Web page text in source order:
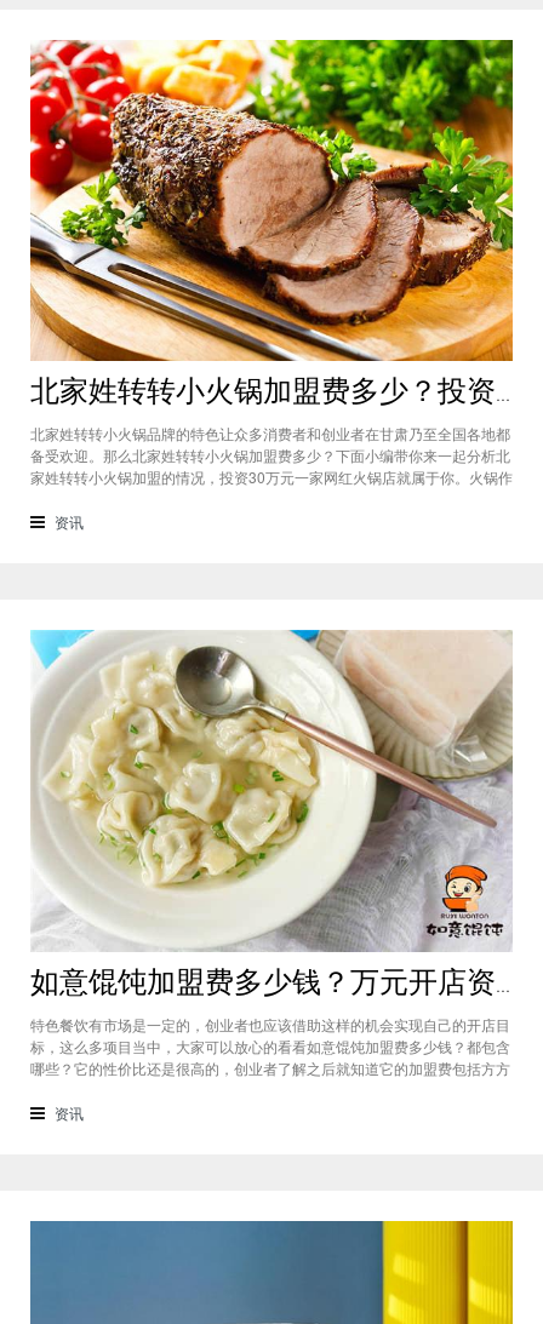
北家姓转转小火锅加盟费多少？投资30万一家网红火锅店就属于你
北家姓转转小火锅品牌的特色让众多消费者和创业者在甘肃乃至全国各地都
备受欢迎。那么北家姓转转小火锅加盟费多少？下面小编带你来一起分析北
家姓转转小火锅加盟的情况，投资30万元一家网红火锅店就属于你。火锅作
态存在着。北家姓转转小火锅凭借自己的产品和装修在美食市场当中受到越
资讯
如意馄饨加盟费多少钱？万元开店资金压力基本上不会出现在经营中
特色餐饮有市场是一定的，创业者也应该借助这样的机会实现自己的开店目
标，这么多项目当中，大家可以放心的看看如意馄饨加盟费多少钱？都包含
哪些？它的性价比还是很高的，创业者了解之后就知道它的加盟费包括方方
的。加盟费用创业者想要了解一下如意馄饨加盟费多少钱？是不是值得加
资讯